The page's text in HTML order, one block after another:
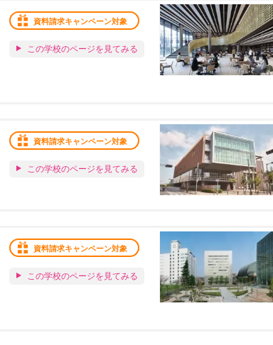
資料請求キャンペーン対象
この学校のページを見てみる
資料請求キャンペーン対象
この学校のページを見てみる
資料請求キャンペーン対象
この学校のページを見てみる